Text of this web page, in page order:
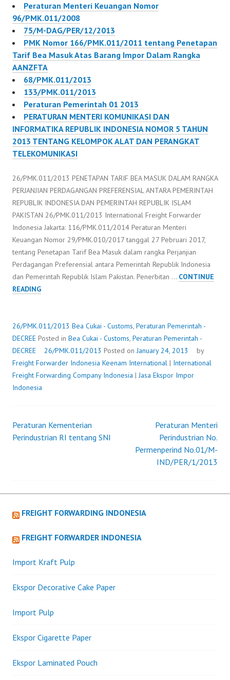
Peraturan Menteri Keuangan Nomor
96/PMK.011/2008
75/M-DAG/PER/12/2013
PMK Nomor 166/PMK.011/2011 tentang Penetapan
Tarif Bea Masuk Atas Barang Impor Dalam Rangka
AANZFTA
68/PMK.011/2013
133/PMK.011/2013
Peraturan Pemerintah 01 2013
PERATURAN MENTERI KOMUNIKASI DAN
INFORMATIKA REPUBLIK INDONESIA NOMOR 5 TAHUN
2013 TENTANG KELOMPOK ALAT DAN PERANGKAT
TELEKOMUNIKASI
26/PMK.011/2013 PENETAPAN TARIF BEA MASUK DALAM RANGKA
PERJANJIAN PERDAGANGAN PREFERENSIAL ANTARA PEMERINTAH
REPUBLIK INDONESIA DAN PEMERINTAH REPUBLIK ISLAM
PAKISTAN 26/PMK.011/2013 International Freight Forwarder
Indonesia Jakarta: 116/PMK.011/2014 Peraturan Menteri
Keuangan Nomor 29/PMK.010/2017 tanggal 27 Pebruari 2017,
tentang Penetapan Tarif Bea Masuk dalam rangka Perjanjian
Perdagangan Preferensial antara Pemerintah Republik Indonesia
dan Pemerintah Republik Islam Pakistan. Penerbitan … CONTINUE
READING26/PMK.011/2013
26/PMK.011/2013 Bea Cukai - Customs, Peraturan Pemerintah -
DECREE Posted in Bea Cukai - Customs, Peraturan Pemerintah -
DECREE
26/PMK.011/2013 Posted onJanuary 24, 2013
by
Freight Forwarder Indonesia Keenam International | International
Freight Forwarding Company Indonesia |Jasa Ekspor Impor
Indonesia
Post
Peraturan Kementerian
Perindustrian RI tentang SNI
Peraturan Menteri
Perindustrian No.
Permenperind No.01/M-
IND/PER/1/2013
FREIGHT FORWARDING INDONESIA
FREIGHT FORWARDER INDONESIA
Import Kraft Pulp
Ekspor Decorative Cake Paper
Import Pulp
Ekspor Cigarette Paper
Ekspor Laminated Pouch